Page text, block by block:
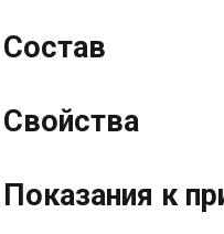
Состав
Свойства
Показания к